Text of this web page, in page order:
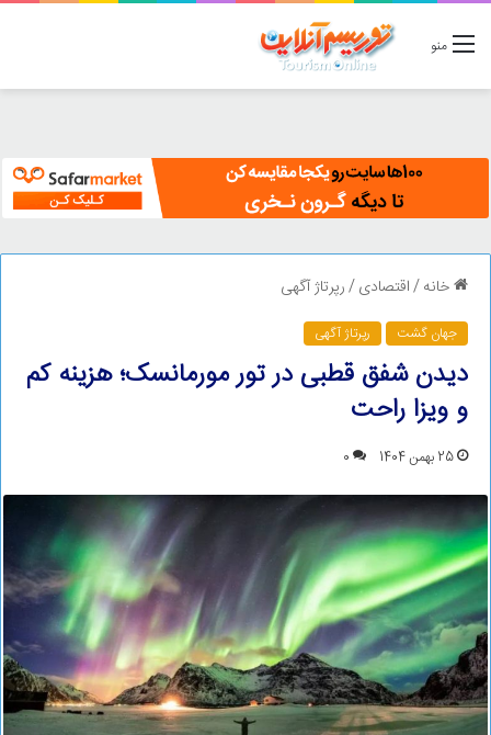
منو
خانه/اقتصادی/رپرتاژ آگهی
جهان گشت رپرتاژ آگهی
دیدن شفق قطبی در تور مورمانسک؛ هزینه کم
و ویزا راحت
25 بهمن 1404 0